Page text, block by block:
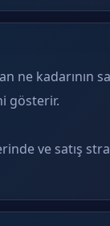
ne kadarının
gösterir.
ve satış